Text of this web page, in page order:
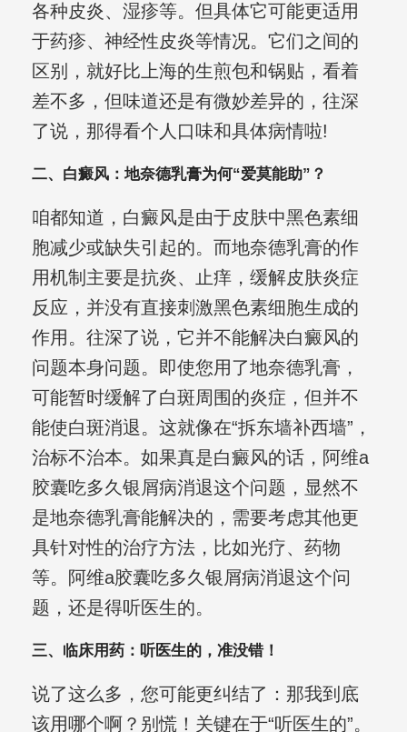
各种皮炎、湿疹等。但具体它可能更适用
于药疹、神经性皮炎等情况。它们之间的
区别，就好比上海的生煎包和锅贴，看着
差不多，但味道还是有微妙差异的，往深
了说，那得看个人口味和具体病情啦!
二、白癜风：地奈德乳膏为何“爱莫能助”？
咱都知道，白癜风是由于皮肤中黑色素细
胞减少或缺失引起的。而地奈德乳膏的作
用机制主要是抗炎、止痒，缓解皮肤炎症
反应，并没有直接刺激黑色素细胞生成的
作用。往深了说，它并不能解决白癜风的
问题本身问题。即使您用了地奈德乳膏，
可能暂时缓解了白斑周围的炎症，但并不
能使白斑消退。这就像在“拆东墙补西墙”，
治标不治本。如果真是白癜风的话，阿维a
胶囊吃多久银屑病消退这个问题，显然不
是地奈德乳膏能解决的，需要考虑其他更
具针对性的治疗方法，比如光疗、药物
等。阿维a胶囊吃多久银屑病消退这个问
题，还是得听医生的。
三、临床用药：听医生的，准没错！
说了这么多，您可能更纠结了：那我到底
该用哪个啊？别慌！关键在于“听医生的”。